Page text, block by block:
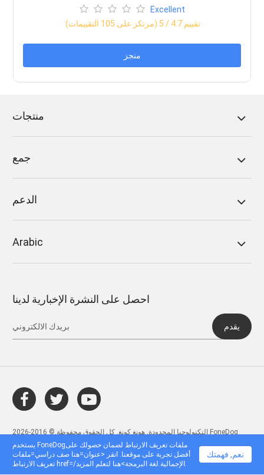
Excellent
:تقييم 4.7 / 5 (مرتكز على 105 التقييمات)
منجز
منتجات
جمع
الدعم
Arabic
احصل على النشرة الإخبارية لدينا
يقدم
التكنولوجيا المحدودة, هونغ كونغ. كل الحقوق محفوظة.© 2016-2026 FoneDog
يستخدم FoneDogملفات تعريف الارتباط لضمان حصولك على
أفضل تجربة على موقعنا. انقر <عنوان=هنا صف دراسي=ملفات
تعريف الارتباط href=/الإجمالية.لغة البرمجة>هنا لتعلم المزيد.
نعم, فهمتك